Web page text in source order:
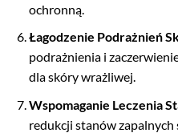
ochronną.
Łagodzenie Podrażnień
podrażnienia i
dla skóry wrażliwej.
Wspomaganie Leczenia
redukcji stanów zapalnych